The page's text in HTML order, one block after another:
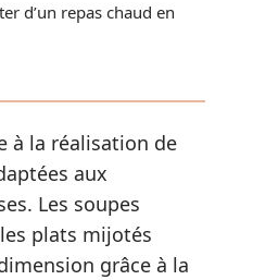
d’un repas chaud en
à la réalisation de
aux
Les soupes
plats mijotés
grâce à la